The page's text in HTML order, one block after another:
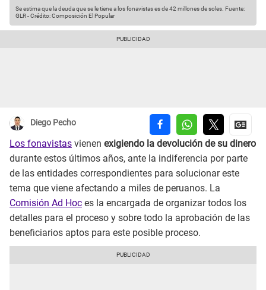
Se estima que la deuda que se le tiene a los fonavistas es de 42 millones de soles. Fuente:
GLR-Crédito: Composición El Popular
Diego Pecho
Los fonavistas vienen exigiendo la devolución de su dinero
durante estos últimos años, ante la indiferencia por parte
de las entidades correspondientes para solucionar este
tema que viene afectando a miles de peruanos. La
Comisión Ad Hoc es la encargada de organizar todos los
detalles para el proceso y sobre todo la aprobación de las
beneficiarios aptos para este posible proceso.